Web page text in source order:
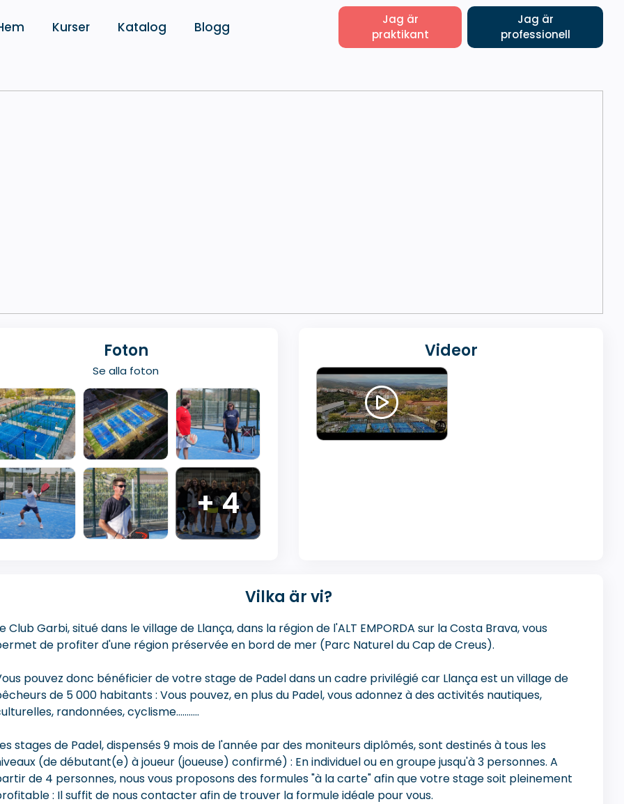
Kurser Katalog Blogg
Jag är
praktikant
Jag är
professionell
Foton
Se alla foton
+ 4
Videor
Vilka är vi?
Club Garbi, situé dans le village de Llança, dans la région de l'ALT EMPORDA sur la Costa Brava, vous
de profiter d'une région préservée en bord de mer (Parc Naturel du Cap de Creus).
pouvez donc bénéficier de votre stage de Padel dans un cadre privilégié car Llança est un village de
de 5 000 habitants : Vous pouvez, en plus du Padel, vous adonnez à des activités nautiques,
randonnées, cyclisme...........
stages de Padel, dispensés 9 mois de l'année par des moniteurs diplômés, sont destinés à tous les
(de débutant(e) à joueur (joueuse) confirmé) : En individuel ou en groupe jusqu'à 3 personnes. A
de 4 personnes, nous vous proposons des formules "à la carte" afin que votre stage soit pleinement
: Il suffit de nous contacter afin de trouver la formule idéale pour vous.